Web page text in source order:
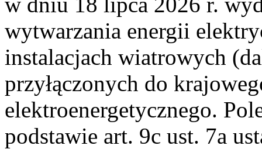
wytwarzania energii
instalacjach wiatrowych
przyłączonych do
elektroenergetycznego.
podstawie art. 9c ust. 7a